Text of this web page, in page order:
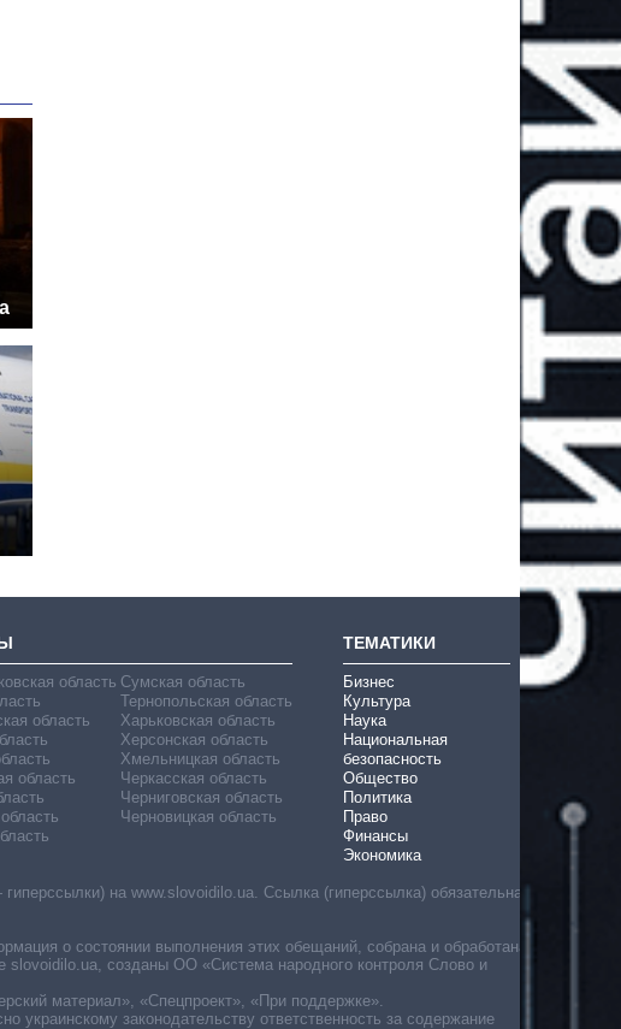
область
область
область
Сумская область
Тернопольская область
Харьковская область
Херсонская область
Хмельницкая область
Черкасская область
Черниговская область
Черновицкая область
ТЕМАТИКИ
Бизнес
Культура
Наука
Национальная
безопасность
Общество
Политика
Право
Финансы
Экономика
на www.slovoidilo.ua. Ссылка (гиперссылка) обязательна
о состоянии выполнения этих обещаний, собрана и обработана
созданы ОО «Система народного контроля Слово и
материал», «Спецпроект», «При поддержке».
украинскому законодательству ответственность за содержание